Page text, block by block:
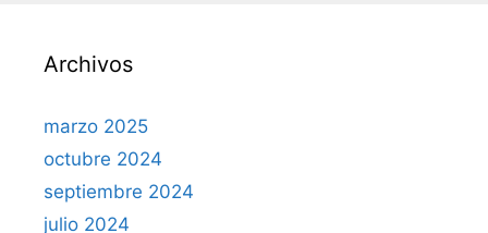
Archivos
marzo 2025
octubre 2024
septiembre 2024
julio 2024